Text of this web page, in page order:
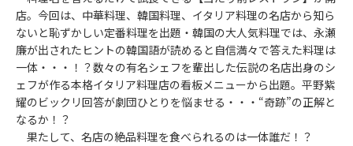
店。今回は、中華料理、韓国料理、イタリア料理の名店から知ら
ないと恥ずかしい定番料理を出題・韓国の大人気料理では、永瀬
廉が出されたヒントの韓国語が読めると自信満々で答えた料理は
一体・・・！？数々の有名シェフを輩出した伝説の名店出身のシ
ェフが作る本格イタリア料理店の看板メニューから出題。平野紫
耀のビックリ回答が劇団ひとりを悩ませる・・・“奇跡”の正解と
なるか！？
果たして、名店の絶品料理を食べられるのは一体誰だ！？